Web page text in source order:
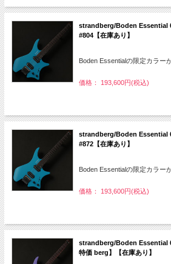
strandberg/Boden Essential
#804【在庫あり】
Boden Essentialの限定カラー
価格： 193,600円(税込)
strandberg/Boden Essential
#872【在庫あり】
Boden Essentialの限定カラー
価格： 193,600円(税込)
strandberg/Boden Essential
特価 berg】【在庫あり】